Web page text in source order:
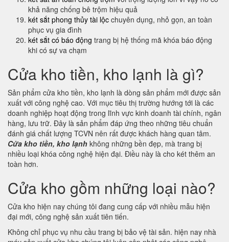
khả năng chống bê trộm hiệu quả
két sắt phong thủy tài lộc chuyên dụng, nhỏ gọn, an toàn
phục vụ gia đình
két sắt có báo động trang bị hệ thống mã khóa báo động
khi có sự va chạm
Cửa kho tiền, kho lạnh là gì?
Sản phẩm cửa kho tiền, kho lạnh là dòng sản phẩm mới được sản
xuất với công nghệ cao. Với mục tiêu thị trường hướng tới là các
doanh nghiệp hoạt động trong lĩnh vực kinh doanh tài chính, ngân
hàng, lưu trữ. Đây là sản phẩm đáp ứng theo những tiêu chuẩn
đánh giá chất lượng TCVN nên rất được khách hàng quan tâm.
Cửa kho tiền, kho lạnh không những bền đẹp, mà trang bị
nhiều loại khóa công nghệ hiện đại. Điều này là cho két thêm an
toàn hơn.
Cửa kho gồm những loại nào?
Cửa kho hiện nay chúng tôi đang cung cấp với nhiều mẫu hiện
đại mới, công nghệ sản xuất tiên tiến.
Không chỉ phục vụ nhu cầu trang bị bảo vệ tài sản. hiện nay nhà